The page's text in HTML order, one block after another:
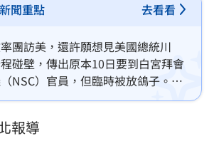
聞重點 去看看
團訪美，還許願想見美國總統川
碰壁，傳出原本10日要到白宮拜會
NSC）官員，但臨時被放鴿子。對
詆毀，鄭麗文則大嗆民進黨阻撓。
行沒見到美國行政官員，他就到國
報導